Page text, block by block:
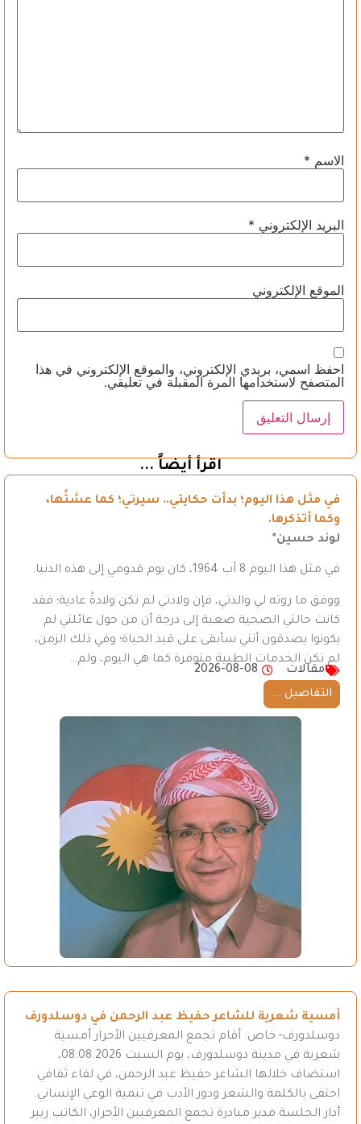
الاسم *
البريد الإلكتروني *
الموقع الإلكتروني
احفظ اسمي، بريدي الإلكتروني، والموقع الإلكتروني في هذا
المتصفح لاستخدامها المرة المقبلة في تعليقي.
اقرأ أيضاً ...
في مثل هذا اليوم؛ بدأت حكايتي.. سيرتي؛ كما عشتُها،
وكما أتذكرها.
لوند حسين*
في مثل هذا اليوم 8 آب 1964، كان يوم قدومي إلى هذه الدنيا.
ووفق ما روته لي والدتي، فإن ولادتي لم تكن ولادةً عادية؛ فقد
كانت حالتي الصحية صعبة إلى درجة أن من حول عائلتي لم
يكونوا يصدقون أنني سأبقى على قيد الحياة؛ وفي ذلك الزمن،
لم تكن الخدمات الطبية متوفرة كما هي اليوم، ولم…
مقالات
2026-08-08
التفاصيل ...
أمسية شعرية للشاعر حفيظ عبد الرحمن في دوسلدورف
دوسلدورف- خاص: أقام تجمع المعرفيين الأحرار أمسية
شعرية في مدينة دوسلدورف، يوم السبت 08.08.2026،
استضاف خلالها الشاعر حفيظ عبد الرحمن، في لقاء ثقافي
احتفى بالكلمة والشعر ودور الأدب في تنمية الوعي الإنساني.
أدار الجلسة مدير مبادرة تجمع المعرفيين الأحرار، الكاتب ريبر